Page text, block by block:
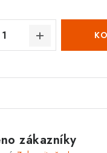
zákazníky